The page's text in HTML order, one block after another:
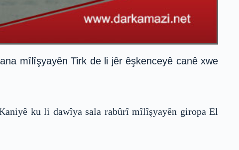
mîlîşyayên Tirk de li jêr êşkenceyê canê xwe
ku li dawîya sala rabûrî mîlîşyayên giropa El